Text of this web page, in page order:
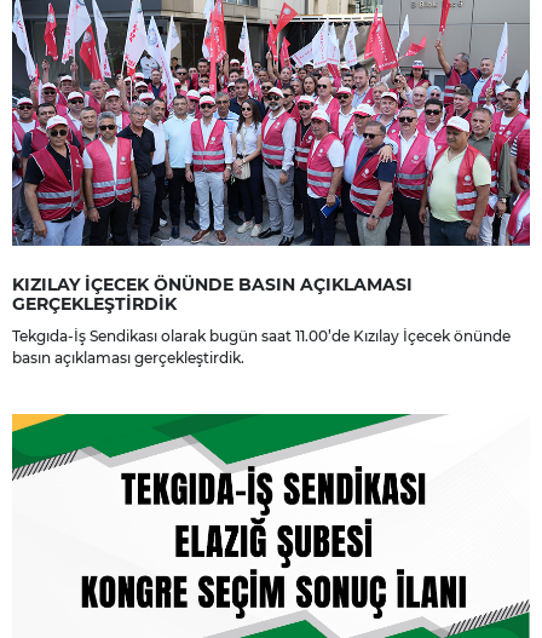
KIZILAY İÇECEK ÖNÜNDE BASIN AÇIKLAMASI
GERÇEKLEŞTİRDİK
Tekgıda-İş Sendikası olarak bugün saat 11.00’de Kızılay İçecek önünde
basın açıklaması gerçekleştirdik.